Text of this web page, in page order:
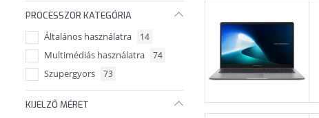
PROCESSZOR KATEGÓRIA
Általános használatra 14
Multimédiás használatra 74
Szupergyors 73
KIJELZŐ MÉRET